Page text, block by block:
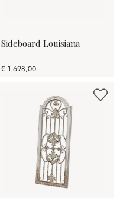
Sideboard Louisiana
€ 1.698,00